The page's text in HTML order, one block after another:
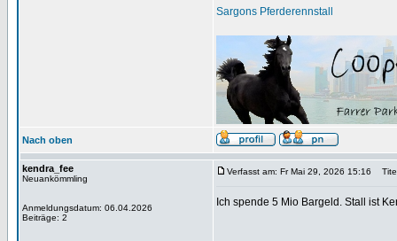
Sargons Pferderennstall
Nach oben
kendra_fee
Neuankömmling
Anmeldungsdatum: 06.04.2026
Beiträge: 2
Verfasst am: Fr Mai 29, 2026 15:16
Ich spende 5 Mio Bargeld. Stall ist